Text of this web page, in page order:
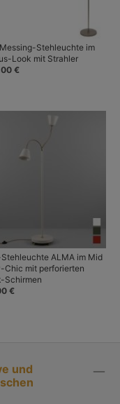
Stehleuchte im
Look mit Strahler
€
ALMA im Mid
Chic mit perforierten
Schirmen
€
und